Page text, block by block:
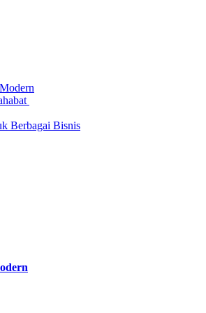
Berbagai Bisnis